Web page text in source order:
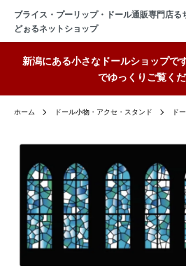
ブライス・プーリップ・ドール通販専門店る
どぉるネットショップ
新潟にある小さなドールショップで
でゆっくりご覧くだ
ホーム ドール小物・アクセ・スタンド ド